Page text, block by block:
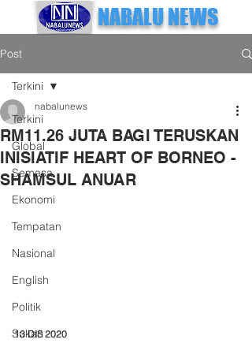
NABALU NEWS
Post
Terkini
Global
Semasa
Ekonomi
Tempatan
Nasional
English
Politik
Sukan
Terkini
RM11.26 JUTA BAGI TERUSKAN
INISIATIF HEART OF BORNEO -
SHAMSUL ANUAR
nabalunews
13 DIS 2020